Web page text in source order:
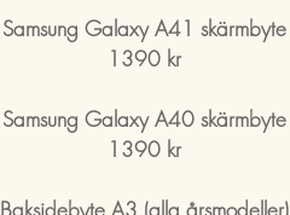
Samsung Galaxy A41 skärmbyte
1390 kr
Samsung Galaxy A40 skärmbyte
1390 kr